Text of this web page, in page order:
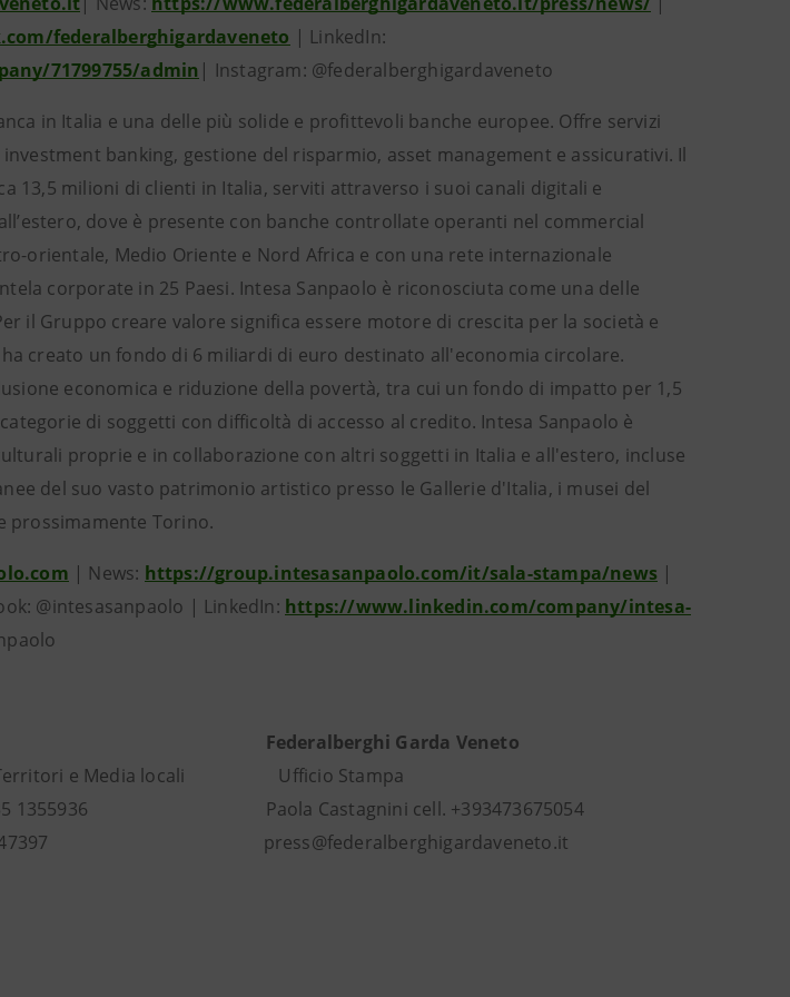
federalberghigardaveneto | LinkedIn:
71799755/admin | Instagram: @federalberghigardaveneto
in Italia e una delle più solide e profittevoli banche europee. Offre servizi
banking, gestione del risparmio, asset management e assicurativi. Il
13,5 milioni di clienti in Italia, serviti attraverso i suoi canali digitali e
dove è presente con banche controllate operanti nel commercial
orientale, Medio Oriente e Nord Africa e con una rete internazionale
corporate in 25 Paesi. Intesa Sanpaolo è riconosciuta come una delle
il Gruppo creare valore significa essere motore di crescita per la società e
creato un fondo di 6 miliardi di euro destinato all'economia circolare.
economica e riduzione della povertà, tra cui un fondo di impatto per 1,5
di soggetti con difficoltà di accesso al credito. Intesa Sanpaolo è
proprie e in collaborazione con altri soggetti in Italia e all'estero, incluse
del suo vasto patrimonio artistico presso le Gallerie d'Italia, i musei del
prossimamente Torino.
| News: https://group.intesasanpaolo.com/it/sala-stampa/news |
@intesasanpaolo | LinkedIn: https://www.linkedin.com/company/intesa-
Federalberghi Garda Veneto
Territori e Media locali Ufficio Stampa
335 1355936 Paola Castagnini cell. +393473675054
7647397 press@federalberghigardaveneto.it